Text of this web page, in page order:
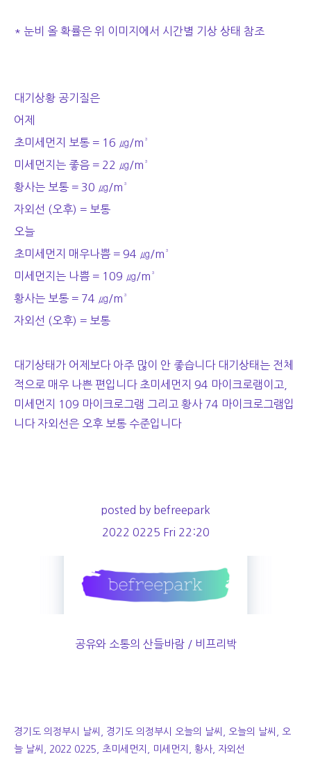
* 눈비 올 확률은 위 이미지에서 시간별 기상 상태 참조
대기상황 공기질은
어제
초미세먼지 보통 = 16 ㎍/m³
미세먼지는 좋음 = 22 ㎍/m³
황사는 보통 = 30 ㎍/m³
자외선 (오후) = 보통
오늘
초미세먼지 매우나쁨 = 94 ㎍/m³
미세먼지는 나쁨 = 109 ㎍/m³
황사는 보통 = 74 ㎍/m³
자외선 (오후) = 보통
대기상태가 어제보다 아주 많이 안 좋습니다 대기상태는 전체
적으로 매우 나쁜 편입니다 초미세먼지 94 마이크로램이고,
미세먼지 109 마이크로그램 그리고 황사 74 마이크로그램입
니다 자외선은 오후 보통 수준입니다
posted by befreepark
2022 0225 Fri 22:20
공유와 소통의 산들바람 / 비프리박
경기도 의정부시 날씨, 경기도 의정부시 오늘의 날씨, 오늘의 날씨, 오
늘 날씨, 2022 0225, 초미세먼지, 미세먼지, 황사, 자외선